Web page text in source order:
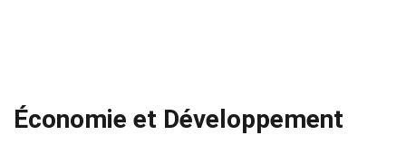
Économie et Développement